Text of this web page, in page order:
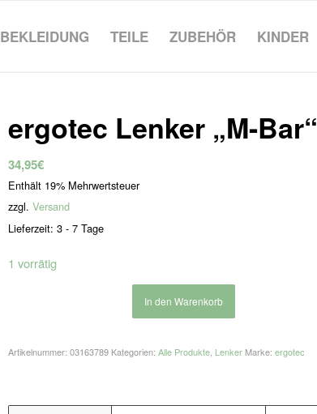
BEKLEIDUNG TEILE ZUBEHÖR KINDER
ergotec Lenker „M-Bar“
34,95€
Enthält 19% Mehrwertsteuer
zzgl.Versand
Lieferzeit: 3 - 7 Tage
1 vorrätig
In den Warenkorb
Artikelnummer:03163789 Kategorien:Alle Produkte Lenker Marke:ergotec